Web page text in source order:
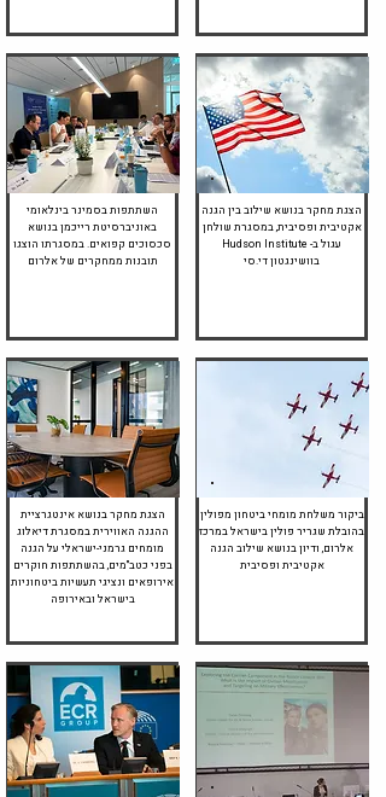
יוני 2026
השתתפות בסמינר בינלאומי
באוניברסיטת רייכמן בנושא
סכסוכים קפואים. במסגרתו הוצגו
תובנות ממחקרים של אלרום
ינואר 2026
הצגת מחקר בנושא אינטגרציית
ההגנה האווירית במסגרת דיאלוג
מומחים גרמני-ישראלי על הגנה
בפני כטב"מים, בהשתתפות חוקרים
אירופאים ונציגי תעשיות ביטחוניות
בישראל ובאירופה
ינואר 2026
הצגת מחקר בנושא שילוב בין הגנה
אקטיבית ופסיבית, במסגרת שולחן
עגול ב- Hudson Institute
בוושינגטון די.סי
אוקטובר 2025
ביקור משלחת מומחי ביטחון מפולין
בהובלת שגריר פולין בישראל במרכז
אלרום, ודיון בנושא שילוב הגנה
אקטיבית ופסיבית